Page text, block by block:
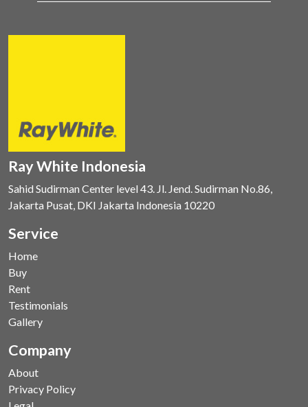
Ray White Indonesia
Sahid Sudirman Center level 43. Jl. Jend. Sudirman No.86,
Jakarta Pusat, DKI Jakarta Indonesia 10220
Service
Home
Buy
Rent
Testimonials
Gallery
Company
About
Privacy Policy